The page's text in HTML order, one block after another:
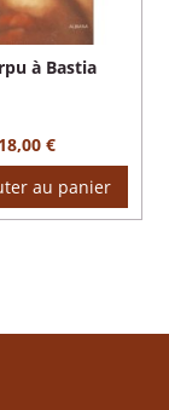
à Bastia
18,00 €
au panier